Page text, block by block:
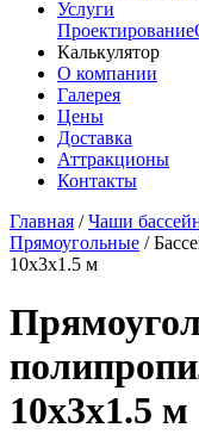
Услуги
Проектирование
Калькулятор
О компании
Галерея
Цены
Доставка
Аттракционы
Контакты
Главная /Чаши
Прямоугольные /
10x3x1.5 м
10x3x1.5 м